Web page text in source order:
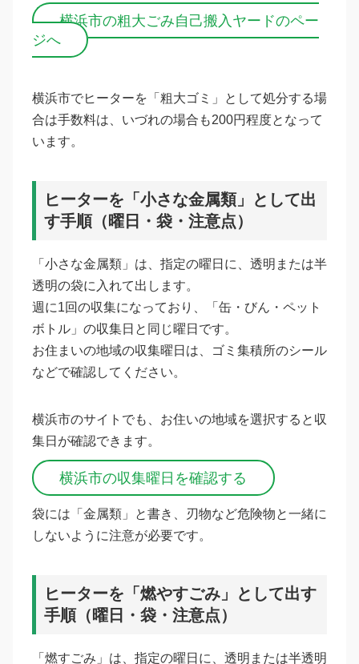
横浜市の粗大ごみ自己搬入ヤードのペー
ジへ
横浜市でヒーターを「粗大ゴミ」として処分する場
合は手数料は、いづれの場合も200円程度となって
います。
ヒーターを「小さな金属類」として出
す手順（曜日・袋・注意点）
「小さな金属類」は、指定の曜日に、透明または半
透明の袋に入れて出します。
週に1回の収集になっており、「缶・びん・ペット
ボトル」の収集日と同じ曜日です。
お住まいの地域の収集曜日は、ゴミ集積所のシール
などで確認してください。
横浜市のサイトでも、お住いの地域を選択すると収
集日が確認できます。
横浜市の収集曜日を確認する
袋には「金属類」と書き、刃物など危険物と一緒に
しないように注意が必要です。
ヒーターを「燃やすごみ」として出す
手順（曜日・袋・注意点）
「燃すごみ」は、指定の曜日に、透明または半透明